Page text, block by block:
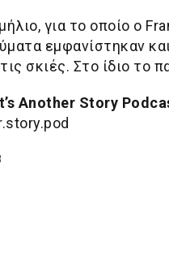
για το οποίο ο
εμφανίστηκαν
σκιές. Στο ίδιο το
Another Story